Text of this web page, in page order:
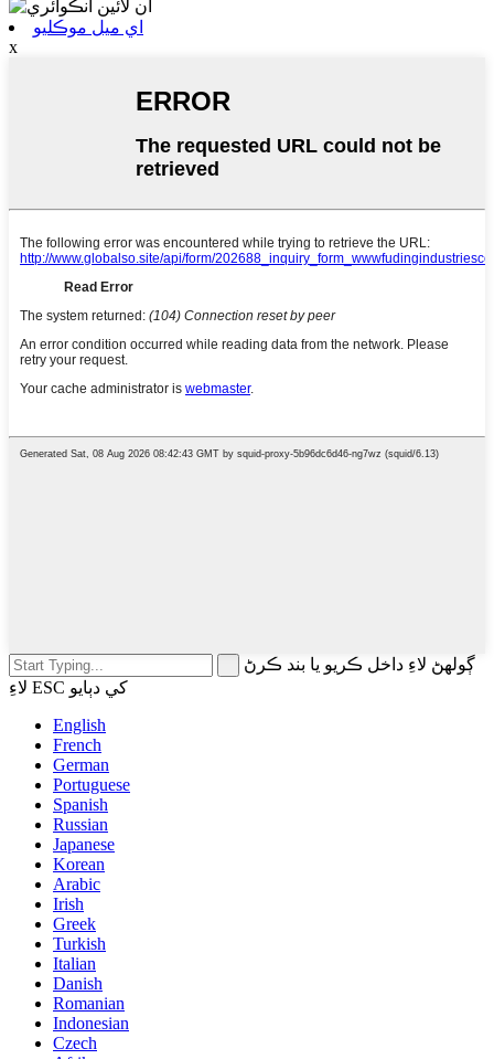
اي ميل موڪليو
x
ڳولهڻ لاءِ داخل ڪريو يا بند ڪرڻ
لاءِ ESC کي دٻايو
English
French
German
Portuguese
Spanish
Russian
Japanese
Korean
Arabic
Irish
Greek
Turkish
Italian
Danish
Romanian
Indonesian
Czech